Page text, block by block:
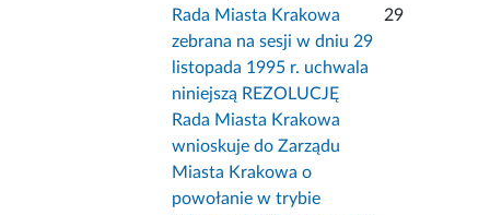
Rada Miasta Krakowa
zebrana na sesji w dniu 29
listopada 1995 r. uchwala
niniejszą REZOLUCJĘ
Rada Miasta Krakowa
wnioskuje do Zarządu
Miasta Krakowa o
powołanie w trybie
29